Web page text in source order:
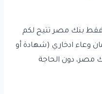
بنك مصر تتيح لكم
وعاء ادخاري (شهادة أو
مصر، دون الحاجة